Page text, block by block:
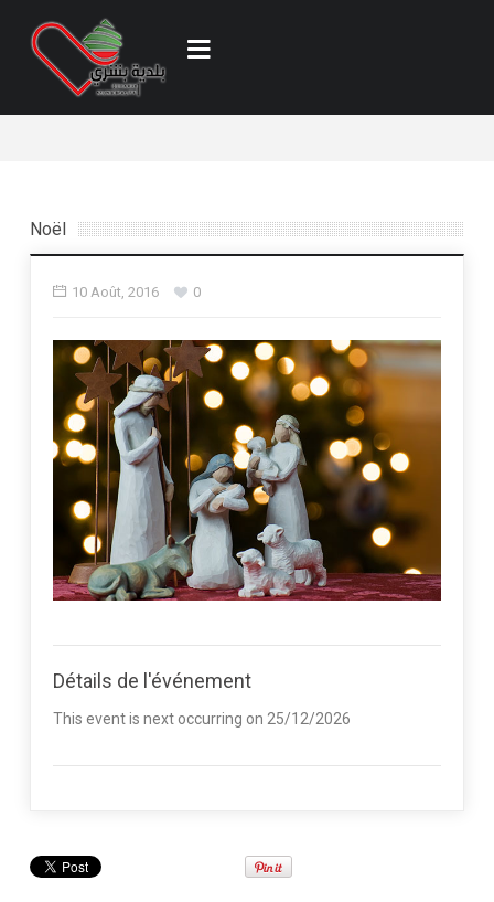
Noël
10 Août, 2016 0
Détails de l'événement
This event is next occurring on 25/12/2026